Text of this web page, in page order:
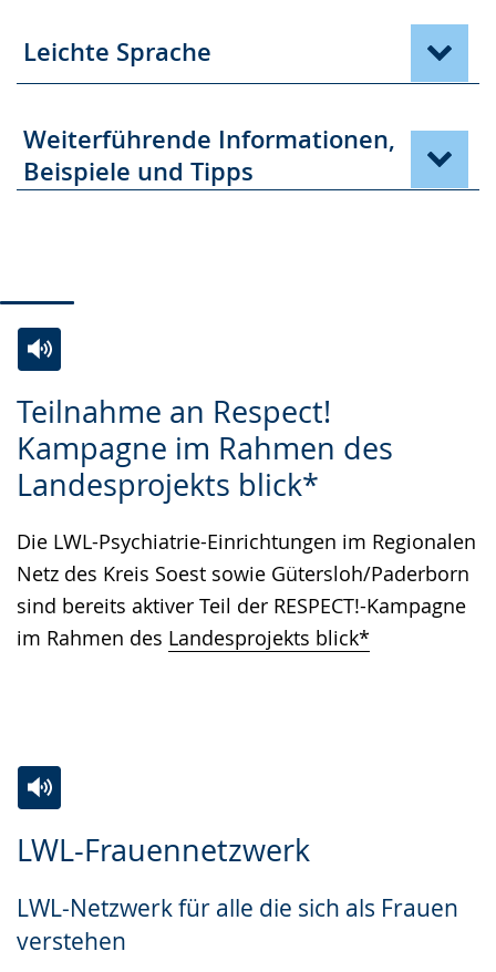
Leichte Sprache
Weiterführende Informationen,
Beispiele und Tipps
Teilnahme an Respect!
Kampagne im Rahmen des
Landesprojekts blick*
Die LWL-Psychiatrie-Einrichtungen im Regionalen
Netz des Kreis Soest sowie Gütersloh/Paderborn
sind bereits aktiver Teil der RESPECT!-Kampagne
im Rahmen des Landesprojekts blick*
Leichten
Sprache
wechseln.
Audio-
Unterstützung.
Video
in
Deutscher
wird
angezeigt.
LWL-Frauennetzwerk
LWL-Netzwerk für alle die sich als Frauen
verstehen
Leichten
wechseln.
Audio-
Video
Deutscher
Gebärdensprache